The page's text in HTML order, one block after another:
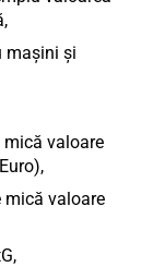
mașini și
valoare
mică valoare